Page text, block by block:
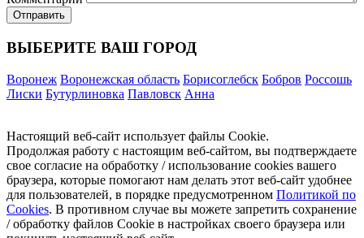
ВЫБЕРИТЕ ВАШ ГОРОД
Воронеж Воронежская область Борисоглебск Бобров Россошь
Лиски Бутурлиновка Павловск Анна
Настоящий веб-сайт использует файлы Cookie.
Продолжая работу с настоящим веб-сайтом, вы подтверждаете
свое согласие на обработку / использование cookies вашего
браузера, которые помогают нам делать этот веб-сайт удобнее
для пользователей, в порядке предусмотренном Политикой по
Cookies. В противном случае вы можете запретить сохранение
/ обработку файлов Cookie в настройках своего браузера или